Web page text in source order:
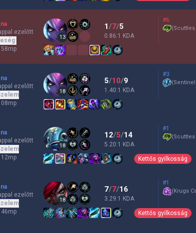
ezelőtt
58mp
13
1/7/5
0.86:1 KDA
#6
(Scuttles
ezelőtt
08mp
18
5/10/9
1.40:1 KDA
#3
(
ezelőtt
12mp
18
12/5/14
5.20:1 KDA
#1
(Scuttles
Kettős gyilkosság
ezelőtt
46mp
18
7/7/16
3.29:1 KDA
#1
(Krugs
Kettős gyilkosság